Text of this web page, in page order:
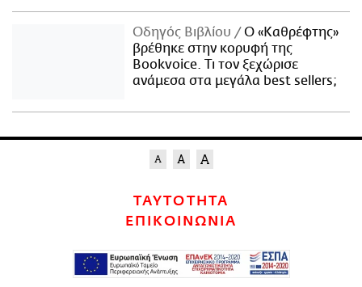
Οδηγός Βιβλίου
Ο «Καθρέφτης»
βρέθηκε στην κορυφή της
Bookvoice. Τι τον ξεχώρισε
ανάμεσα στα μεγάλα best sellers;
ΤΑΥΤΟΤΗΤΑ
ΕΠΙΚΟΙΝΩΝΙΑ